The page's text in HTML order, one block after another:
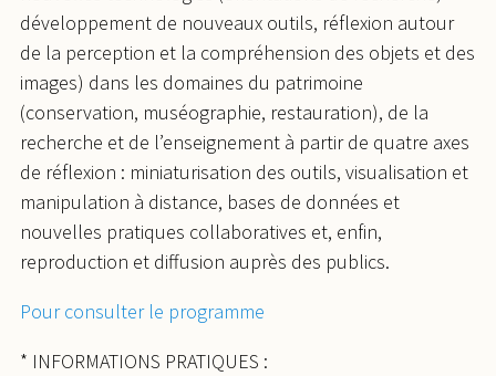
développement de nouveaux outils, réflexion autour
de la perception et la compréhension des objets et des
images) dans les domaines du patrimoine
(conservation, muséographie, restauration), de la
recherche et de l’enseignement à partir de quatre axes
de réflexion : miniaturisation des outils, visualisation et
manipulation à distance, bases de données et
nouvelles pratiques collaboratives et, enfin,
reproduction et diffusion auprès des publics.
Pour consulter le programme
* INFORMATIONS PRATIQUES :